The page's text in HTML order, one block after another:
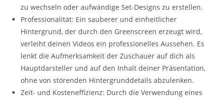
zu wechseln oder aufwändige Set-Designs zu erstellen.
Professionalität: Ein sauberer und einheitlicher
Hintergrund, der durch den Greenscreen erzeugt wird,
verleiht deinen Videos ein professionelles Aussehen. Es
lenkt die Aufmerksamkeit der Zuschauer auf dich als
Hauptdarsteller und auf den Inhalt deiner Präsentation,
ohne von störenden Hintergrunddetails abzulenken.
Zeit- und Kosteneffizienz: Durch die Verwendung eines